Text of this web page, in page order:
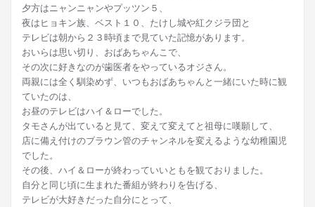
夕方はニャンニャンやプッツン５、
夜はヒョキン族、ベスト１０、たけし城や紅クジラ団と
テレビは朝から２３時頃まで見ていた記憶があります。
おいらは思い切り、おばあちゃんこで、
その次に好きなのが歯医者をやっているオジさん。
両親には全く馴染めず、いつもおばあちゃんと一緒にいた時に観
ていたのは、
お昼のテレビはハイ＆ローでした。
タモさんが出ていると見て、変えて変えてと祖母に嘆願して、
店に備え付けのブラウン管のチャンネルを変えるような幼稚園児
でした。
その後、ハイ＆ローが終わっていいともを観ておりました。
自分と同じ頃に生まれた番組が終わりを告げる、
テレビが大好きだった自分にとって、